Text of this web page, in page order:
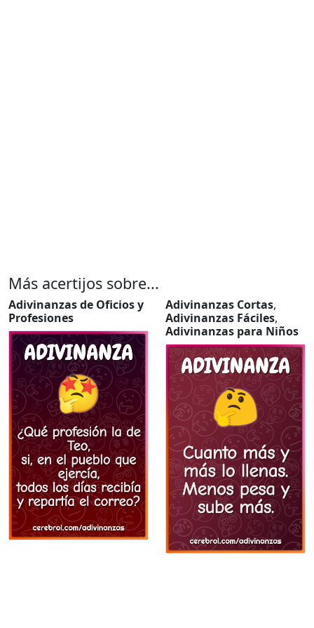
Más acertijos sobre...
Adivinanzas de Oficios y
Profesiones
Adivinanzas Cortas,
Adivinanzas Fáciles,
Adivinanzas para Niños